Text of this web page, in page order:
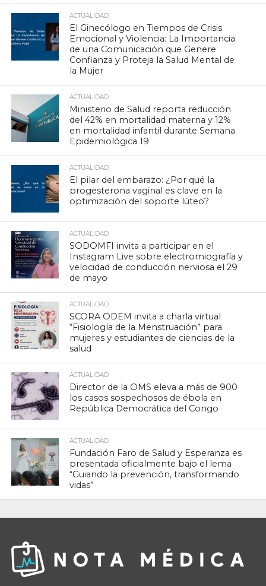
ACTUALIDAD
El Ginecólogo en Tiempos de Crisis
Emocional y Violencia: La Importancia
de una Comunicación que Genere
Confianza y Proteja la Salud Mental de
la Mujer
ACTUALIDAD
Ministerio de Salud reporta reducción
del 42% en mortalidad materna y 12%
en mortalidad infantil durante Semana
Epidemiológica 19
ACTUALIDAD
El pilar del embarazo: ¿Por qué la
progesterona vaginal es clave en la
optimización del soporte lúteo?
ACTUALIDAD
SODOMFI invita a participar en el
Instagram Live sobre electromiografía y
velocidad de conducción nerviosa el 29
de mayo
ACTUALIDAD
SCORA ODEM invita a charla virtual
“Fisiología de la Menstruación” para
mujeres y estudiantes de ciencias de la
salud
ACTUALIDAD
Director de la OMS eleva a más de 900
los casos sospechosos de ébola en
República Democrática del Congo
ACTUALIDAD
Fundación Faro de Salud y Esperanza es
presentada oficialmente bajo el lema
“Guiando la prevención, transformando
vidas”